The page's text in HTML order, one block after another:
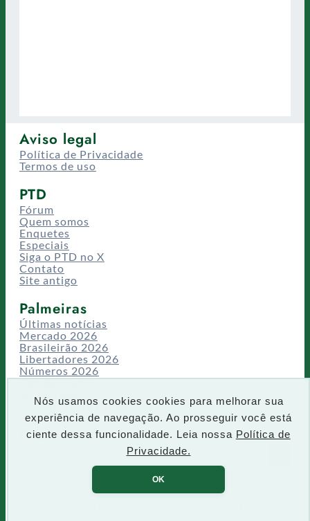
Nós usamos cookies cookies para melhorar sua
experiência de navegação. Ao prosseguir você está
ciente dessa funcionalidade. Leia nossa Política de
Privacidade.
OK
Aviso legal
Política de Privacidade
Termos de uso
PTD
Fórum
Quem somos
Enquetes
Especiais
Siga o PTD no X
Contato
Site antigo
Palmeiras
Últimas notícias
Mercado 2026
Brasileirão 2026
Libertadores 2026
Números 2026
Campeonatos
Temporadas
CT/Centro de Excelência
Busca
P
q
u